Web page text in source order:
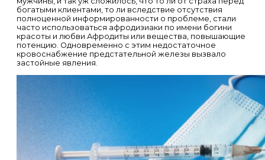
богатыми клиентами, то ли вследствие отсутствия
полноценной информированности о проблеме, стали
часто использоваться афродизиаки по имени богини
красоты и любви Афродиты или вещества, повышающие
потенцию. Одновременно с этим недостаточное
кровоснабжение предстательной железы вызвало
застойные явления.